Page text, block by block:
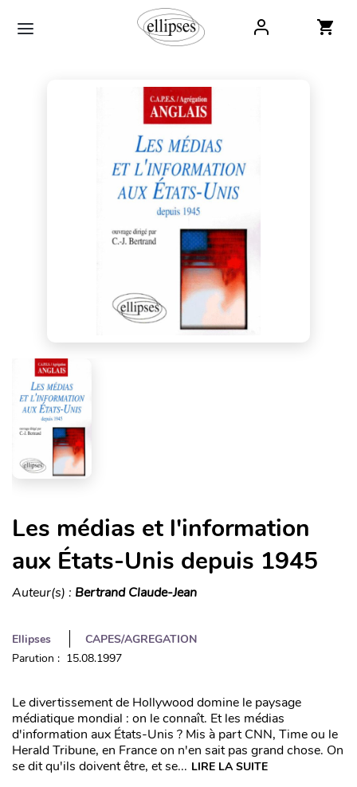
Les médias et l'information
aux États-Unis depuis 1945
Auteur(s) : Bertrand Claude-Jean
Ellipses
CAPES/AGREGATION
Parution : 15.08.1997
Le divertissement de Hollywood domine le paysage
médiatique mondial : on le connaît. Et les médias
d'information aux États-Unis ? Mis à part CNN, Time ou le
Herald Tribune, en France on n'en sait pas grand chose. On
se dit qu'ils doivent être, et se... LIRE LA SUITE